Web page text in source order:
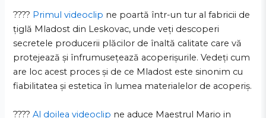
???? Primul videoclip ne poartă într-un tur al fabricii de
țiglă Mladost din Leskovac, unde veți descoperi
secretele producerii plăcilor de înaltă calitate care vă
protejează și înfrumusețează acoperișurile. Vedeți cum
are loc acest proces și de ce Mladost este sinonim cu
fiabilitatea și estetica în lumea materialelor de acoperiș.
????Al doilea videoclip ne aduce Maestrul Mario in